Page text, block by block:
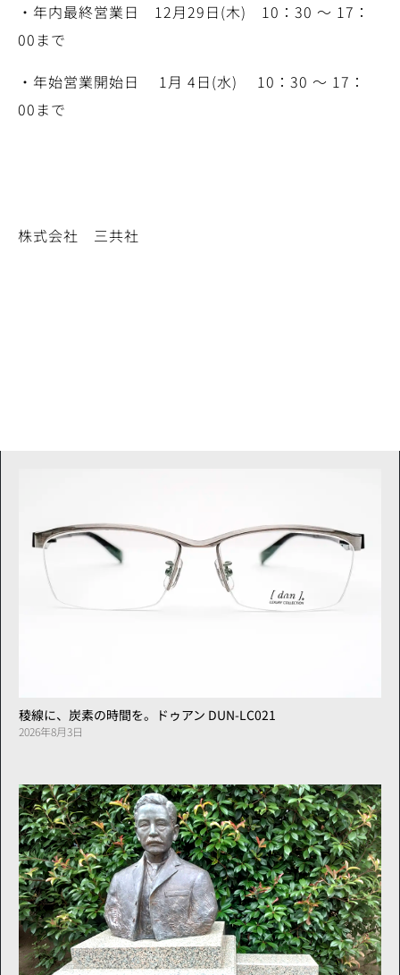
・年内最終営業日 12月29日(木) 10：30 ～ 17：
00まで
・年始営業開始日 1月 4日(水) 10：30 ～ 17：
00まで
株式会社 三共社
稜線に、炭素の時間を。ドゥアン DUN-LC021
2026年8月3日